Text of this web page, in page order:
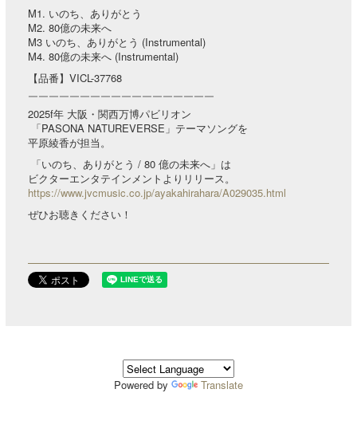
M1. いのち、ありがとう
M2. 80億の未来へ
M3 いのち、ありがとう (Instrumental)
M4. 80億の未来へ (Instrumental)
【品番】VICL-37768
￣￣￣￣￣￣￣￣￣￣￣￣￣￣￣￣￣￣
2025f年 大阪・関西万博パビリオン
「PASONA NATUREVERSE」テーマソングを
平原綾香が担当。
「いのち、ありがとう / 80 億の未来へ」は
ビクターエンタテインメントよりリリース。
https://www.jvcmusic.co.jp/ayakahirahara/A029035.html
ぜひお聴きください！
Powered by Translate